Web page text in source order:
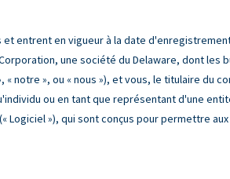
entrent en vigueur à la date
une société du Delaware, dont les
« notre », ou « nous »), et vous, le titulaire du
ou en tant que représentant d'une
Logiciel »), qui sont conçus pour permettre